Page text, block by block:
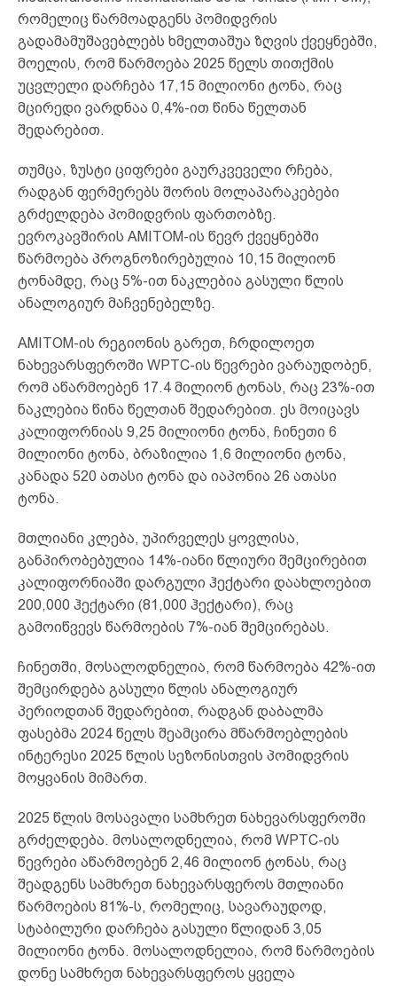
რომელიც წარმოადგენს პომიდვრის
გადამამუშავებლებს ხმელთაშუა ზღვის ქვეყნებში,
მოელის, რომ წარმოება 2025 წელს თითქმის
უცვლელი დარჩება 17,15 მილიონი ტონა, რაც
მცირედი ვარდნაა 0,4%-ით წინა წელთან
შედარებით.
თუმცა, ზუსტი ციფრები გაურკვეველი რჩება,
რადგან ფერმერებს შორის მოლაპარაკებები
გრძელდება პომიდვრის ფართობზე.
ევროკავშირის AMITOM-ის წევრ ქვეყნებში
წარმოება პროგნოზირებულია 10,15 მილიონ
ტონამდე, რაც 5%-ით ნაკლებია გასული წლის
ანალოგიურ მაჩვენებელზე.
AMITOM-ის რეგიონის გარეთ, ჩრდილოეთ
ნახევარსფეროში WPTC-ის წევრები ვარაუდობენ,
რომ აწარმოებენ 17.4 მილიონ ტონას, რაც 23%-ით
ნაკლებია წინა წელთან შედარებით. ეს მოიცავს
კალიფორნიას 9,25 მილიონი ტონა, ჩინეთი 6
მილიონი ტონა, ბრაზილია 1,6 მილიონი ტონა,
კანადა 520 ათასი ტონა და იაპონია 26 ათასი
ტონა.
მთლიანი კლება, უპირველეს ყოვლისა,
განპირობებულია 14%-იანი წლიური შემცირებით
კალიფორნიაში დარგული ჰექტარი დაახლოებით
200,000 ჰექტარი (81,000 ჰექტარი), რაც
გამოიწვევს წარმოების 7%-იან შემცირებას.
ჩინეთში, მოსალოდნელია, რომ წარმოება 42%-ით
შემცირდება გასული წლის ანალოგიურ
პერიოდთან შედარებით, რადგან დაბალმა
ფასებმა 2024 წელს შეამცირა მწარმოებლების
ინტერესი 2025 წლის სეზონისთვის პომიდვრის
მოყვანის მიმართ.
2025 წლის მოსავალი სამხრეთ ნახევარსფეროში
გრძელდება. მოსალოდნელია, რომ WPTC-ის
წევრები აწარმოებენ 2,46 მილიონ ტონას, რაც
შეადგენს სამხრეთ ნახევარსფეროს მთლიანი
წარმოების 81%-ს, რომელიც, სავარაუდოდ,
სტაბილური დარჩება გასული წლიდან 3,05
მილიონი ტონა. მოსალოდნელია, რომ წარმოების
დონე სამხრეთ ნახევარსფეროს ყველა